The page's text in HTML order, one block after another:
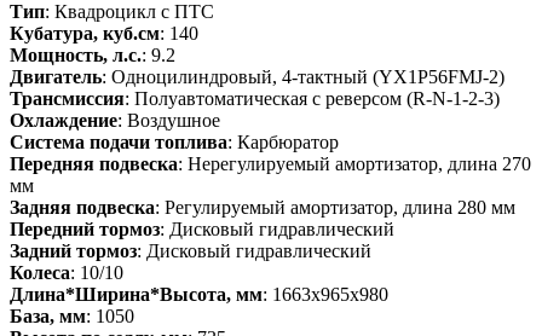
Тип: Квадроцикл с ПТС
Кубатура, куб.см: 140
Мощность, л.с.: 9.2
Двигатель: Одноцилиндровый, 4-тактный (YX1P56FMJ-2)
Трансмиссия: Полуавтоматическая с реверсом (R-N-1-2-3)
Охлаждение: Воздушное
Система подачи топлива: Карбюратор
Передняя подвеска: Нерегулируемый амортизатор, длина 270
мм
Задняя подвеска: Регулируемый амортизатор, длина 280 мм
Передний тормоз: Дисковый гидравлический
Задний тормоз: Дисковый гидравлический
Колеса: 10/10
Длина*Ширина*Высота, мм: 1663x965x980
База, мм: 1050